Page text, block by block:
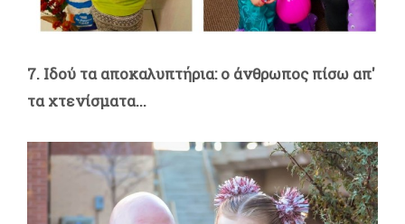
7. Ιδού τα αποκαλυπτήρια: ο άνθρωπος πίσω απ'
τα χτενίσματα...